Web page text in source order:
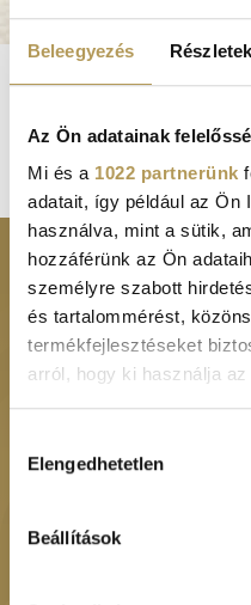
Beleegyezés Részletek
Az Ön adatainak
Mi és a 1022 partnerünk
adatait, így például az Ön
használva, mint a sütik,
hozzáférünk az Ön
személyre szabott
és tartalommérést,
termékfejlesztéseket
arról, hogy ki használja
Információgyűjtés
Az Ön
tulajdonságainak
kiválasztása
Elengedhetetlen
Beállítások
REQUEST AN
Footer
menu
SPECIALTY SEARCH
FIND A SERVICE
CONTACT